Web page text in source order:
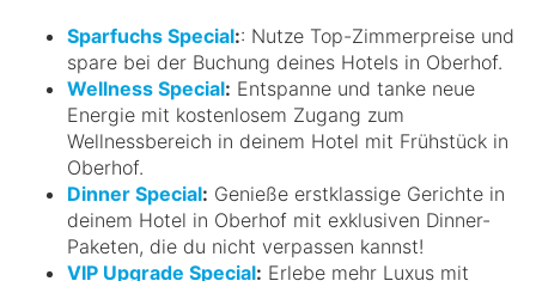
Sparfuchs Special:: Nutze Top-Zimmerpreise und
spare bei der Buchung deines Hotels in Oberhof.
Wellness Special: Entspanne und tanke neue
Energie mit kostenlosem Zugang zum
Wellnessbereich in deinem Hotel mit Frühstück in
Oberhof.
Dinner Special: Genieße erstklassige Gerichte in
deinem Hotel in Oberhof mit exklusiven Dinner-
Paketen, die du nicht verpassen kannst!
VIP Upgrade Special: Erlebe mehr Luxus mit